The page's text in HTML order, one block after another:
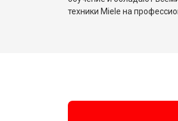
техники Miele на